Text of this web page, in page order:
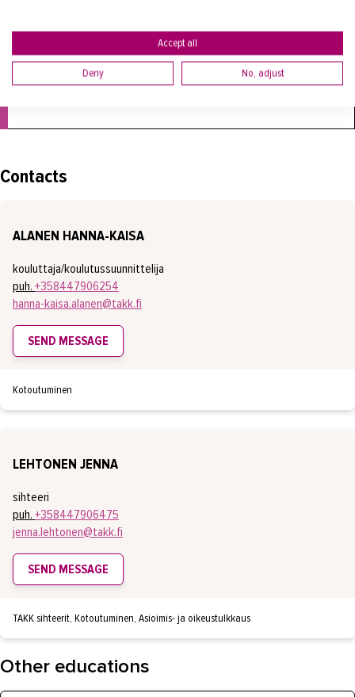
5.10.2026—24.6.2027
Application period:
22.6.2026—6.9.2026
Contacts
ALANEN HANNA-KAISA
kouluttaja/koulutussuunnittelija
puh. +358447906254
hanna-kaisa.alanen@takk.fi
SEND MESSAGE
Kotoutuminen
LEHTONEN JENNA
sihteeri
puh. +358447906475
jenna.lehtonen@takk.fi
SEND MESSAGE
TAKK sihteerit, Kotoutuminen, Asioimis- ja oikeustulkkaus
Other educations
Accept all
Deny No, adjust